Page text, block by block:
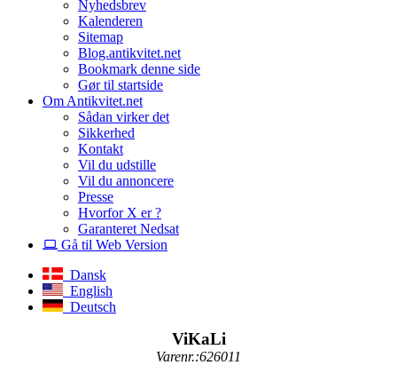
Nyhedsbrev
Kalenderen
Sitemap
Blog.antikvitet.net
Bookmark denne side
Gør til startside
Om Antikvitet.net
Sådan virker det
Sikkerhed
Kontakt
Vil du udstille
Vil du annoncere
Presse
Hvorfor X er ?
Garanteret Nedsat
Gå til Web Version
Dansk
English
Deutsch
ViKaLi
Varenr.:626011